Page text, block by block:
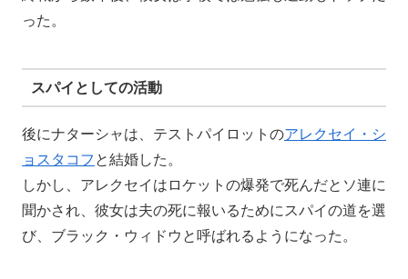
った。
スパイとしての活動
後にナターシャは、テストパイロットのアレクセイ・シ
ョスタコフ と結婚した。
しかし、アレクセイはロケットの爆発で死んだとソ連に
聞かされ、彼女は夫の死に報いるためにスパイの道を選
び、ブラック・ウィドウと呼ばれるようになった。